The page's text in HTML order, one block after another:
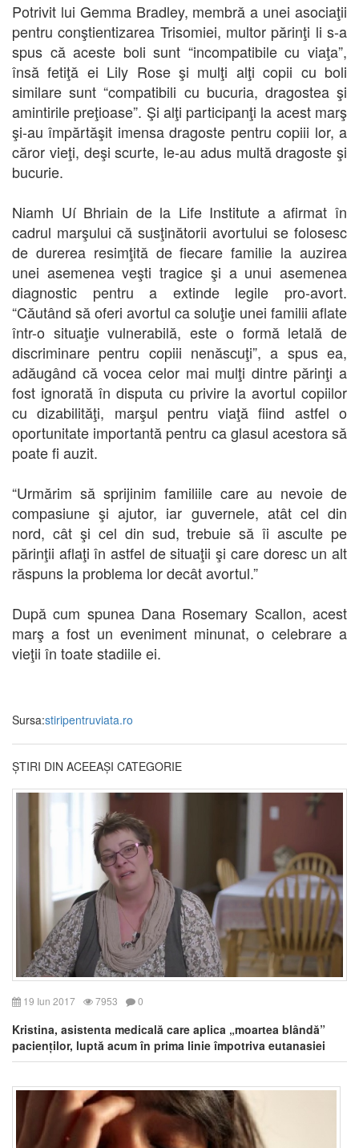
Potrivit lui Gemma Bradley, membră a unei asociaţii
pentru conştientizarea Trisomiei, multor părinţi li s-a
spus că aceste boli sunt “incompatibile cu viaţa”,
însă fetiţă ei Lily Rose şi mulţi alţi copii cu boli
similare sunt “compatibili cu bucuria, dragostea şi
amintirile preţioase”. Şi alţi participanţi la acest marş
şi-au împărtăşit imensa dragoste pentru copiii lor, a
căror vieţi, deşi scurte, le-au adus multă dragoste şi
bucurie.
Niamh Uí Bhriain de la Life Institute a afirmat în
cadrul marşului că susţinătorii avortului se folosesc
de durerea resimţită de fiecare familie la auzirea
unei asemenea veşti tragice şi a unui asemenea
diagnostic pentru a extinde legile pro-avort.
“Căutând să oferi avortul ca soluţie unei familii aflate
într-o situaţie vulnerabilă, este o formă letală de
discriminare pentru copiii nenăscuţi”, a spus ea,
adăugând că vocea celor mai mulţi dintre părinţi a
fost ignorată în disputa cu privire la avortul copiilor
cu dizabilităţi, marşul pentru viaţă fiind astfel o
oportunitate importantă pentru ca glasul acestora să
poate fi auzit.
“Urmărim să sprijinim familiile care au nevoie de
compasiune şi ajutor, iar guvernele, atât cel din
nord, cât şi cel din sud, trebuie să îi asculte pe
părinţii aflaţi în astfel de situaţii şi care doresc un alt
răspuns la problema lor decât avortul.”
După cum spunea Dana Rosemary Scallon, acest
marş a fost un eveniment minunat, o celebrare a
vieţii în toate stadiile ei.
Sursa:stiripentruviata.ro
ȘTIRI DIN ACEEAȘI CATEGORIE
19 Iun 2017 7953 0
Kristina, asistenta medicală care aplica „moartea blândă”
pacienților, luptă acum în prima linie împotriva eutanasiei